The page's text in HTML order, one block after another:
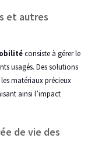
et autres
consiste à gérer le
usagés. Des solutions
matériaux précieux
ainsi l’impact
de vie des